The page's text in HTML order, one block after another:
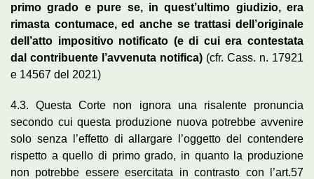
primo grado e pure se, in quest’ultimo giudizio, era
rimasta contumace, ed anche se trattasi dell’originale
dell’atto impositivo notificato (e di cui era contestata
dal contribuente l’avvenuta notifica) (cfr. Cass. n. 17921
e 14567 del 2021)
4.3. Questa Corte non ignora una risalente pronuncia
secondo cui questa produzione nuova potrebbe avvenire
solo senza l’effetto di allargare l’oggetto del contendere
rispetto a quello di primo grado, in quanto la produzione
non potrebbe essere esercitata in contrasto con l’art.57